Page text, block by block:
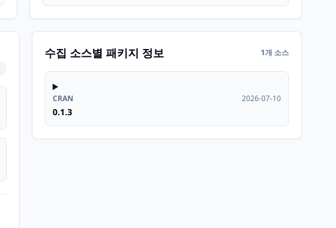
수집 소스별 패키지 정보 1개 소스
CRAN
0.1.3
2026-07-10